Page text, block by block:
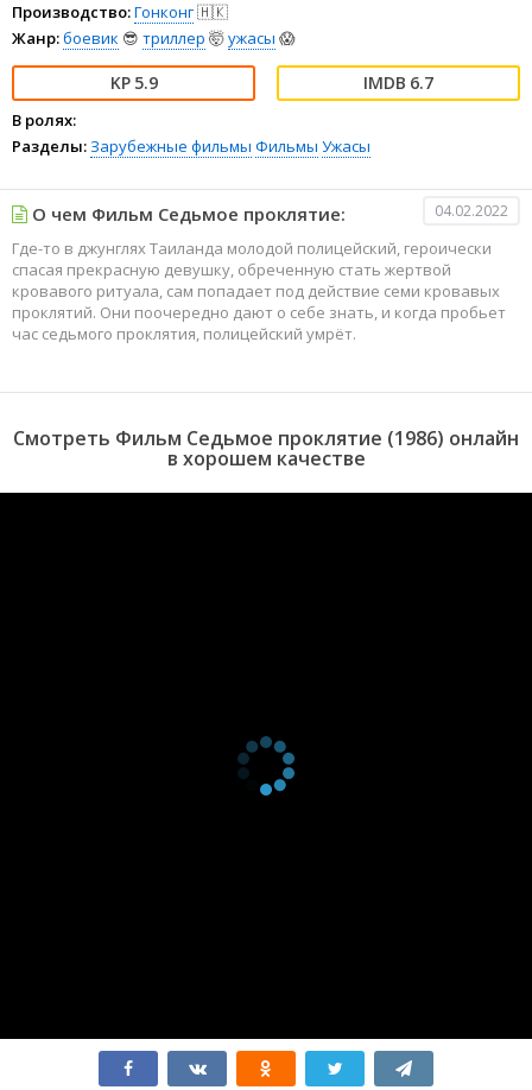
Производство:Гонконг🇭🇰
Жанр:боевик 😎 триллер 🤯ужасы 😱
5.9 6.7
В ролях:
Разделы: Зарубежные фильмы Фильмы Ужасы
О чем Фильм Седьмое проклятие: 04.02.2022
Где-то в джунглях Таиланда молодой полицейский, героически
спасая прекрасную девушку, обреченную стать жертвой
кровавого ритуала, сам попадает под действие семи кровавых
проклятий. Они поочередно дают о себе знать, и когда пробьет
час седьмого проклятия, полицейский умрёт.
Смотреть Фильм Седьмое проклятие (1986) онлайн
в хорошем качестве